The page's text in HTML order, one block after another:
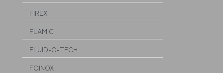
FIREX
FLAMIC
FLUID-O-TECH
FOINOX